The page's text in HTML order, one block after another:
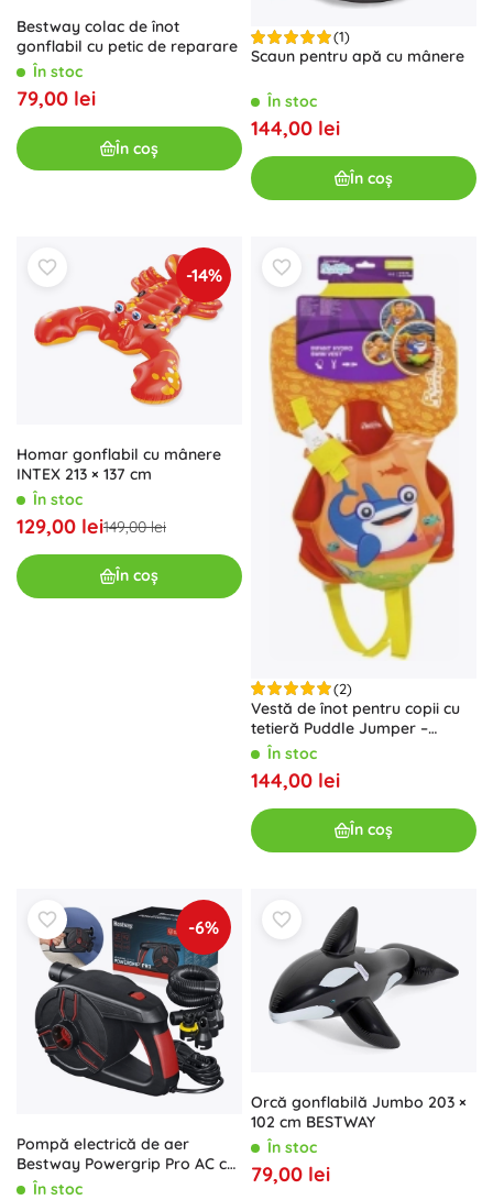
Bestway colac de înot
gonflabil cu petic de reparare
În stoc
79,00 lei
În coș
(1)
Scaun pentru apă cu mânere
În stoc
144,00 lei
În coș
-14%
Homar gonflabil cu mânere
INTEX 213 × 137 cm
În stoc
129,00 lei149,00 lei
În coș
(2)
Vestă de înot pentru copii cu
tetieră Puddle Jumper –
rechin, până la 14 kg
În stoc
144,00 lei
În coș
-6%
Pompă electrică de aer
Bestway Powergrip Pro AC cu
4 adaptoare
În stoc
Orcă gonflabilă Jumbo 203 ×
102 cm BESTWAY
În stoc
79,00 lei